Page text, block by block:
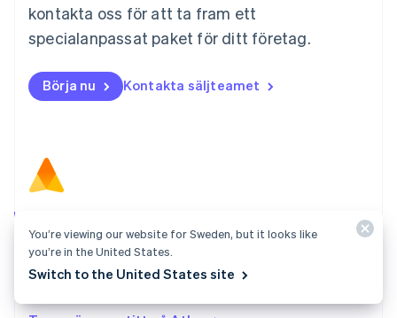
kontakta oss för att ta fram ett
specialanpassat paket för ditt företag.
Börja nu Kontakta säljteamet
Starta ditt företag med några få klick och gör dig redo
att debitera kunder, rekrytera ditt team och anskaffa
Nederländerna
NederlandsEnglish
English
Nya Zeeland
Português
Rumänien
Schweiz
DeutschFrançaisItaliano
Singapore
Slovakien
You’re viewing our website for Sweden, but it looks like
you’re in the United States.
Switch to the United States site